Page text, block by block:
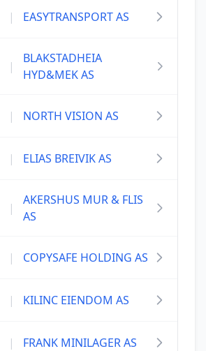
| EASYTRANSPORT AS
|
BLAKSTADHEIA
HYD&MEK AS
| NORTH VISION AS
| ELIAS BREIVIK AS
|
AKERSHUS MUR & FLIS
AS
| COPYSAFE HOLDING AS
| KILINC EIENDOM AS
| FRANK MINILAGER AS